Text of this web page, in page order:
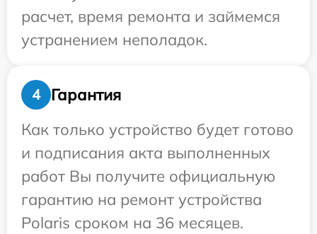
расчет, время ремонта и займемся
устранением неполадок.
4
Гарантия
Как только устройство будет готово
и подписания акта выполненных
работ Вы получите официальную
гарантию на ремонт устройства
Polaris сроком на 36 месяцев.